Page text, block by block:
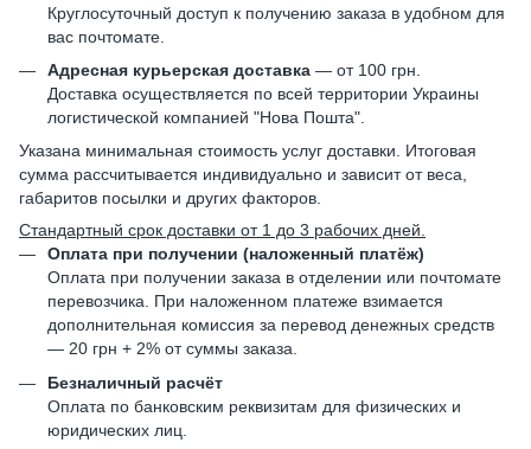
Круглосуточный доступ к получению заказа в удобном для
вас почтомате.
Адресная курьерская доставка — от 100 грн.
Доставка осуществляется по всей территории Украины
логистической компанией "Нова Пошта".
Указана минимальная стоимость услуг доставки. Итоговая
сумма рассчитывается индивидуально и зависит от веса,
габаритов посылки и других факторов.
Стандартный срок доставки от 1 до 3 рабочих дней.
Оплата при получении (наложенный платёж)
Оплата при получении заказа в отделении или почтомате
перевозчика. При наложенном платеже взимается
дополнительная комиссия за перевод денежных средств
— 20 грн + 2% от суммы заказа.
Безналичный расчёт
Оплата по банковским реквизитам для физических и
юридических лиц.